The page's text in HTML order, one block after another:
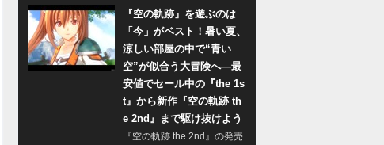
『空の軌跡』を遊ぶのは
「今」がベスト！暑い夏、
涼しい部屋の中で“青い
空”が似合う大冒険へ―最
安値でセール中の『the 1s
t』から新作『空の軌跡 th
e 2nd』まで駆け抜けよう
『空の軌跡 the 2nd』の発売